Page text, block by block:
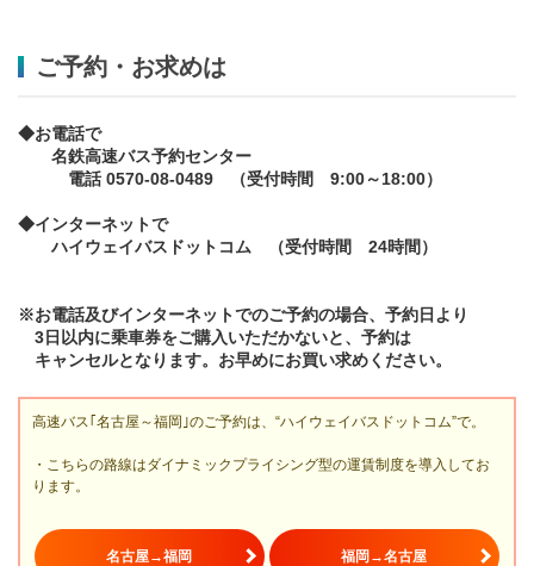
ご予約・お求めは
◆お電話で
名鉄高速バス予約センター
電話 0570-08-0489 （受付時間 9:00～18:00）
◆インターネットで
ハイウェイバスドットコム （受付時間 24時間）
※お電話及びインターネットでのご予約の場合、予約日より
3日以内に乗車券をご購入いただかないと、予約は
キャンセルとなります。お早めにお買い求めください。
高速バス｢名古屋～福岡｣のご予約は、“ハイウェイバスドットコム”で。
・こちらの路線はダイナミックプライシング型の運賃制度を導入してお
ります。
名古屋→福岡 福岡→名古屋